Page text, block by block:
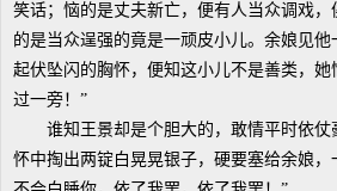
笑话；恼的是丈夫新亡，便有人当众调戏
的是当众逞强的竟是一顽皮小儿。余娘见
起伏坠闪的胸怀，便知这小儿不是善类，她
过一旁！”
谁知王景却是个胆大的，敢情平时依仗
怀中掏出两锭白晃晃银子，硬要塞给余娘，